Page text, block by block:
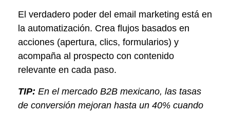
El verdadero poder del email marketing está en
la automatización. Crea flujos basados en
acciones (apertura, clics, formularios) y
acompaña al prospecto con contenido
relevante en cada paso.
TIP: En el mercado B2B mexicano, las tasas
de conversión mejoran hasta un 40% cuando